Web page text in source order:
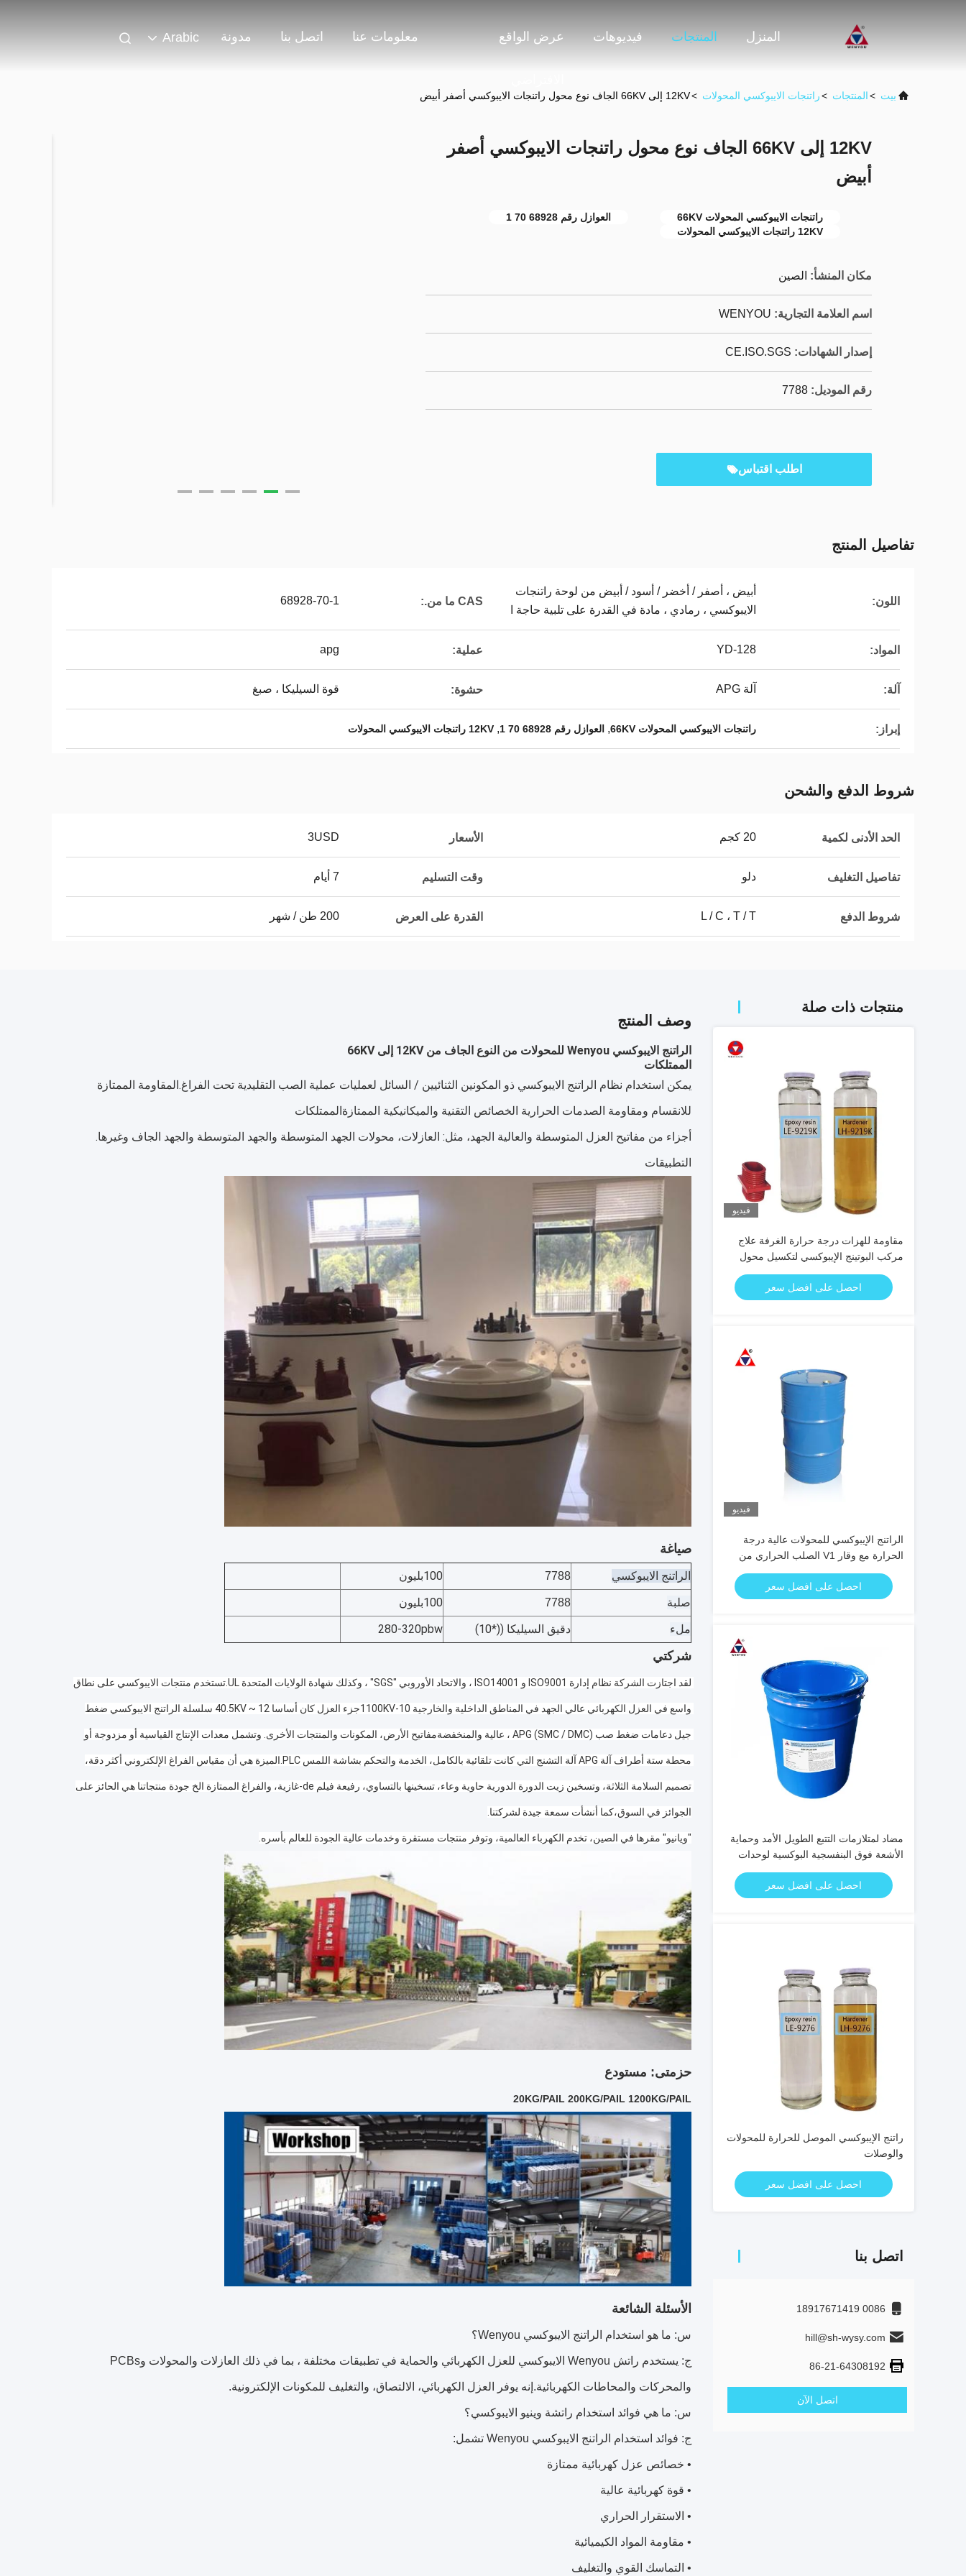
المنزل المنتجات فيديوهات عرض الواقع معلومات عنا اتصل بنا مدونة Arabic
بيت >المنتجات >راتنجات الايبوكسي المحولات >12KV إلى 66KV الجاف نوع محول راتنجات الايبوكسي أصفر أبيض
12KV إلى 66KV الجاف نوع محول راتنجات الايبوكسي أصفر
أبيض
راتنجات الايبوكسي المحولات 66KV
العوازل رقم 68928 70 1
12KV راتنجات الايبوكسي المحولات
مكان المنشأ: الصين
اسم العلامة التجارية: WENYOU
إصدار الشهادات: CE.ISO.SGS
رقم الموديل: 7788
اطلب اقتباس
تفاصيل المنتج
اللون:
أبيض ، أصفر / أخضر / أسود / أبيض من لوحة راتنجات
الايبوكسي ، رمادي ، مادة في القدرة على تلبية حاجة ا
CAS ما من.: 68928-70-1
المواد: YD-128 عملية: apg
آلة: آلة APG حشوة: قوة السيليكا ، صبغ
إبراز: راتنجات الايبوكسي المحولات 66KV , العوازل رقم 68928 70 1 , 12KV راتنجات الايبوكسي المحولات
شروط الدفع والشحن
الحد الأدنى لكمية 20 كجم الأسعار 3USD
تفاصيل التغليف دلو وقت التسليم 7 أيام
شروط الدفع L / C ، T / T القدرة على العرض 200 طن / شهر
منتجات ذات صلة
فيديو
مقاومة للهزات درجة حرارة الغرفة علاج
مركب البوتينج الإيبوكسي لتكسيل محول
CT / VT المقاوم للتشقق
احصل على افضل سعر
فيديو
الراتنج الإيبوكسي للمحولات عالية درجة
الحرارة مع وقار V1 الصلب الحراري من
الفئة H والملءات المختلطة مسبقًا لصب
APG
احصل على افضل سعر
مضاد لمتلازمات التتبع الطويل الأمد وحماية
الأشعة فوق البنفسجية البوكسية لوحدات
CT/PT الختام الكهربائي الممتاز للصمامات
ووحدات CT/PT
احصل على افضل سعر
راتنج الإيبوكسي الموصل للحرارة للمحولات
والوصلات
احصل على افضل سعر
اتصل بنا
0086 18917671419
hill@sh-wysy.com
86-21-64308192
اتصل الآن
وصف المنتج
الراتنج الايبوكسي Wenyou للمحولات من النوع الجاف من 12KV إلى 66KV
الممتلكات
للانقسام ومقاومة الصدمات الحرارية الخصائص التقنية والميكانيكية الممتازةالممتلكات
التطبيقات
صياغة
الراتنج الايبوكسي 7788
100بليون
صلبة
7788
100بليون
ملء
دقيق السيليكا ((*10) 280-320pbw
شركتي
الجوائز في السوق،كما أنشأت سمعة جيدة لشركتنا.
"ويانيو" مقرها في الصين، تخدم الكهرباء العالمية، وتوفر منتجات مستقرة وخدمات عالية الجودة للعالم بأسره.
حزمتى: مستودع
20KG/PAIL 200KG/PAIL 1200KG/PAIL
الأسئلة الشائعة
س: ما هو استخدام الراتنج الايبوكسي Wenyou؟
ج: يستخدم راتش Wenyou الايبوكسي للعزل الكهربائي والحماية في تطبيقات مختلفة ، بما في ذلك العازلات والمحولات وPCBs
والمحركات والمحاطات الكهربائية.إنه يوفر العزل الكهربائي، الالتصاق، والتغليف للمكونات الإلكترونية.
س: ما هي فوائد استخدام راتشة وينيو الايبوكسي؟
ج: فوائد استخدام الراتنج الايبوكسي Wenyou تشمل:
• خصائص عزل كهربائية ممتازة
• قوة كهربائية عالية
• الاستقرار الحراري
• مقاومة المواد الكيميائية
• التماسك القوي والتغليف